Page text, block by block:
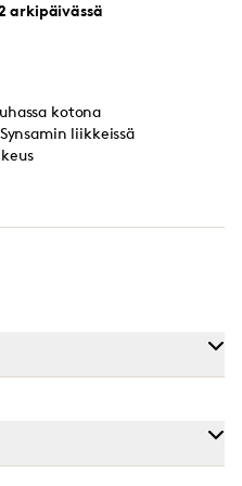
arkipäivässä
kotona
liikkeissä